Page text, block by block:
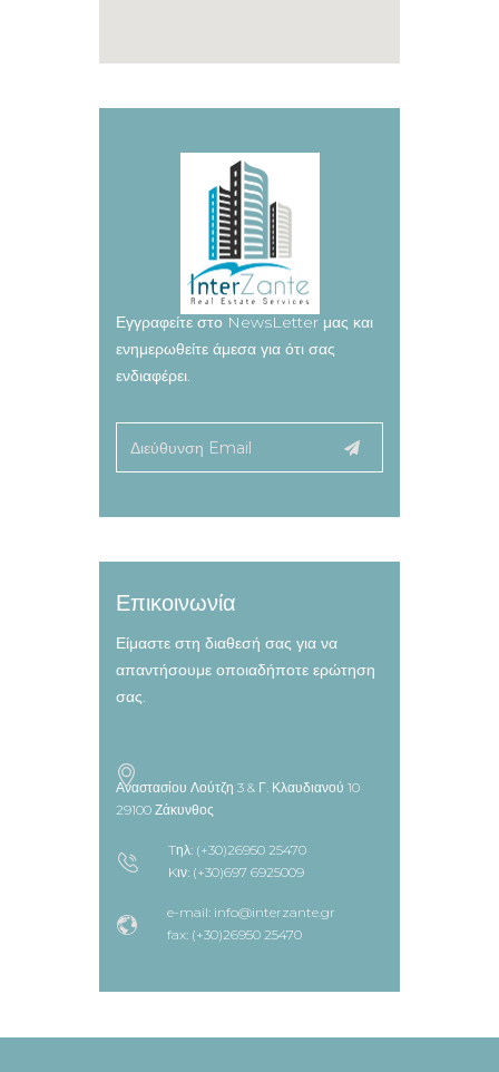
Εγγραφείτε στο NewsLetter μας και
ενημερωθείτε άμεσα για ότι σας
ενδιαφέρει.
Επικοινωνία
Είμαστε στη διαθεσή σας για να
απαντήσουμε οποιαδήποτε ερώτηση
σας.
Αναστασίου Λούτζη 3 & Γ. Κλαυδιανού 10
29100 Ζάκυνθος
Tηλ: (+30)26950 25470
Kιν: (+30)697 6925009
e-mail: info@interzante.gr
fax: (+30)26950 25470